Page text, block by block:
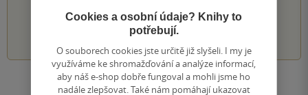
3 4 5
Zobrazit všechna hodnocení
Cookies a osobní údaje? Knihy to
potřebují.
O souborech cookies jste určitě již slyšeli. I my je
využíváme ke shromažďování a analýze informací,
aby náš e-shop dobře fungoval a mohli jsme ho
nadále zlepšovat. Také nám pomáhají ukazovat